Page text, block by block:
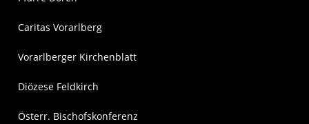
Caritas Vorarlberg
Vorarlberger Kirchenblatt
Diözese Feldkirch
Österr. Bischofskonferenz